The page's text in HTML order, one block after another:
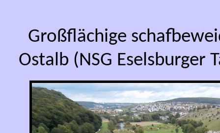
Großflächige
Ostalb (NSG Eselsburger